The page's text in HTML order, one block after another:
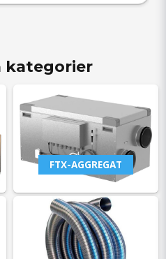
kategorier
FTX-AGGREGAT